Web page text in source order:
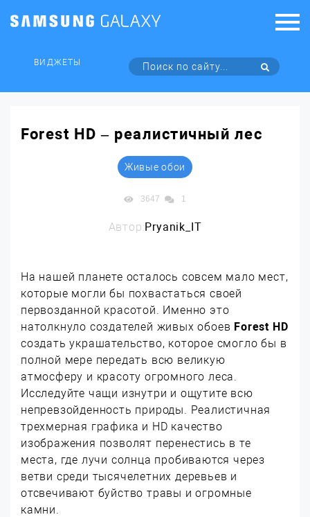
ВИДЖЕТЫ
Forest HD – реалистичный лес
Живые обои
3647 1
Автор:Pryanik_IT
На нашей планете осталось совсем мало мест,
которые могли бы похвастаться своей
первозданной красотой. Именно это
натолкнуло создателей живых обоев Forest HD
создать украшательство, которое смогло бы в
полной мере передать всю великую
атмосферу и красоту огромного леса.
Исследуйте чащи изнутри и ощутите всю
непревзойденность природы. Реалистичная
трехмерная графика и HD качество
изображения позволят перенестись в те
места, где лучи солнца пробиваются через
ветви среди тысячелетних деревьев и
отсвечивают буйство травы и огромные
камни.